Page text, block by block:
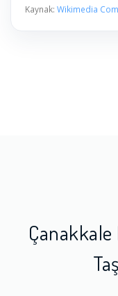
Kaynak: Wikimedia
Çanakkale